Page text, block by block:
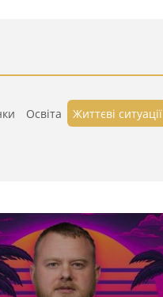
Освіта Життєві ситуації